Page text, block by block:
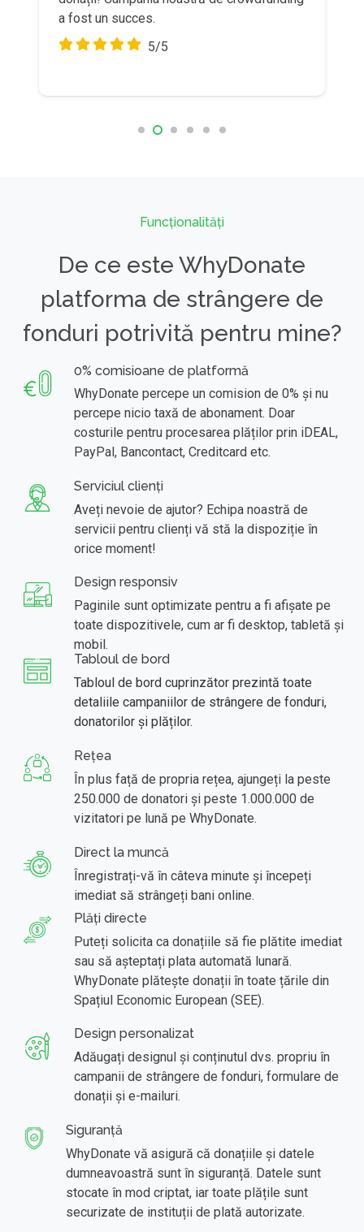
a fost un succes.
5/5
Funcționalități
De ce este WhyDonate
platforma de strângere de
fonduri potrivită pentru mine?
0% comisioane de platformă
WhyDonate percepe un comision de 0% și nu
percepe nicio taxă de abonament. Doar
costurile pentru procesarea plăților prin iDEAL,
PayPal, Bancontact, Creditcard etc.
Serviciul clienți
Aveți nevoie de ajutor? Echipa noastră de
servicii pentru clienți vă stă la dispoziție în
orice moment!
Design responsiv
Paginile sunt optimizate pentru a fi afișate pe
toate dispozitivele, cum ar fi desktop, tabletă și
mobil.
Tabloul de bord
Tabloul de bord cuprinzător prezintă toate
detaliile campaniilor de strângere de fonduri,
donatorilor și plăților.
Rețea
În plus față de propria rețea, ajungeți la peste
250.000 de donatori și peste 1.000.000 de
vizitatori pe lună pe WhyDonate.
Direct la muncă
Înregistrați-vă în câteva minute și începeți
imediat să strângeți bani online.
Plăți directe
Puteți solicita ca donațiile să fie plătite imediat
sau să așteptați plata automată lunară.
WhyDonate plătește donații în toate țările din
Spațiul Economic European (SEE).
Design personalizat
Adăugați designul și conținutul dvs. propriu în
campanii de strângere de fonduri, formulare de
donații și e-mailuri.
Siguranță
WhyDonate vă asigură că donațiile și datele
dumneavoastră sunt în siguranță. Datele sunt
stocate în mod criptat, iar toate plățile sunt
securizate de instituții de plată autorizate.